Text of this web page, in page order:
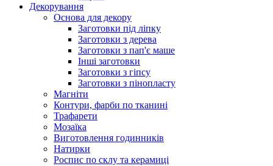
Декорування
Основа для декору
Заготовки під ліпку
Заготовки з дерева
Заготовки з пап'є маше
Інші заготовки
Заготовки з гіпсу
Заготовки з пінопласту
Магніти
Контури, фарби по тканині
Трафарети
Мозаїка
Виготовлення годинників
Натирки
Роспис по склу та керамиці